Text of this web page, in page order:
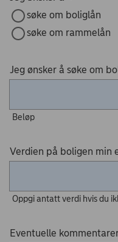
søke om boliglån
søke om rammelån
Jeg ønsker å søke om
Beløp
Verdien på boligen min
Oppgi antatt verdi hvis du
Eventuelle